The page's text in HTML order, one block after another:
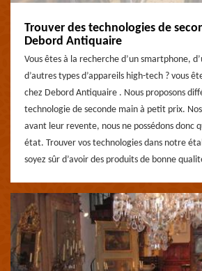
Trouver des technologies de
Debord Antiquaire
Vous êtes à la recherche d’un smartphone,
d’autres types d’appareils high-tech ? vous
chez Debord Antiquaire . Nous proposons
technologie de seconde main à petit prix.
avant leur revente, nous ne possédons donc
état. Trouver vos technologies dans notre
soyez sûr d’avoir des produits de bonne